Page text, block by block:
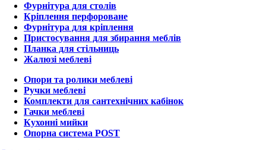
Фурнітура для столів
Кріплення перфороване
Фурнітура для кріплення
Пристосування для збирання меблів
Планка для стільниць
Жалюзі меблеві
Опори та ролики меблеві
Ручки меблеві
Комплекти для сантехнічних кабінок
Гачки меблеві
Кухонні мийки
Опорна система POST